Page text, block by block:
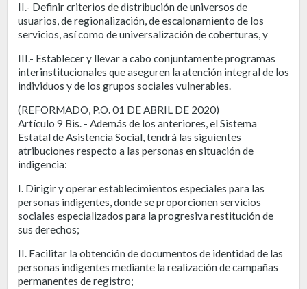
II.- Definir criterios de distribución de universos de
usuarios, de regionalización, de escalonamiento de los
servicios, así como de universalización de coberturas, y
III.- Establecer y llevar a cabo conjuntamente programas
interinstitucionales que aseguren la atención integral de los
individuos y de los grupos sociales vulnerables.
(REFORMADO, P.O. 01 DE ABRIL DE 2020)
Artículo 9 Bis. - Además de los anteriores, el Sistema
Estatal de Asistencia Social, tendrá las siguientes
atribuciones respecto a las personas en situación de
indigencia:
I. Dirigir y operar establecimientos especiales para las
personas indigentes, donde se proporcionen servicios
sociales especializados para la progresiva restitución de
sus derechos;
II. Facilitar la obtención de documentos de identidad de las
personas indigentes mediante la realización de campañas
permanentes de registro;